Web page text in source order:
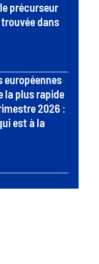
précurseur
dans
européennes
la plus rapide
2026 :
est à la